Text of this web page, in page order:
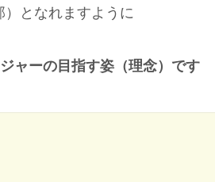
となれますように
ャーの目指す姿（理念）です